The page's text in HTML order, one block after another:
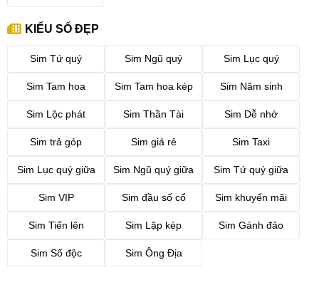
KIỂU SỐ ĐẸP
Sim Tứ quý Sim Ngũ quý Sim Lục quý
Sim Tam hoa Sim Tam hoa kép Sim Năm sinh
Sim Lộc phát Sim Thần Tài Sim Dễ nhớ
Sim trả góp Sim giá rẻ Sim Taxi
Sim Lục quý giữa Sim Ngũ quý giữa Sim Tứ quý giữa
Sim VIP Sim đầu số cổ Sim khuyến mãi
Sim Tiến lên Sim Lặp kép Sim Gánh đảo
Sim Số độc Sim Ông Địa